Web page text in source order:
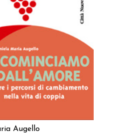
AL CARRELLO
Augello